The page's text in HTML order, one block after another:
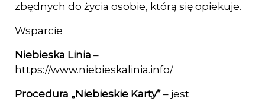
zbędnych do życia osobie, którą się opiekuje.
Wsparcie
Niebieska Linia –
https://www.niebieskalinia.info/
Procedura „Niebieskie Karty” – jest